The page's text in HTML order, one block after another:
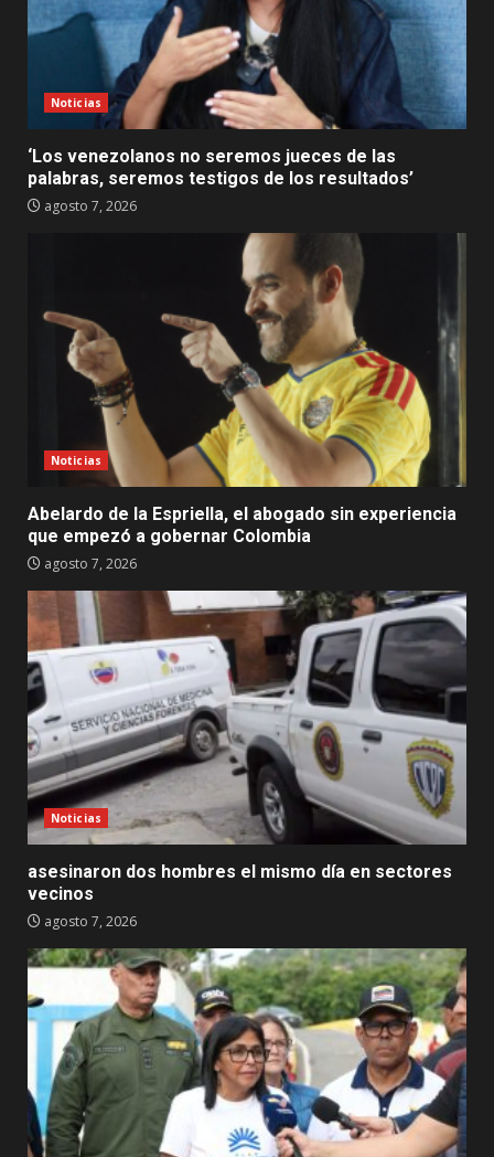
Noticias
‘Los venezolanos no seremos jueces de las
palabras, seremos testigos de los resultados’
agosto 7, 2026
Noticias
Abelardo de la Espriella, el abogado sin experiencia
que empezó a gobernar Colombia
agosto 7, 2026
Noticias
asesinaron dos hombres el mismo día en sectores
vecinos
agosto 7, 2026